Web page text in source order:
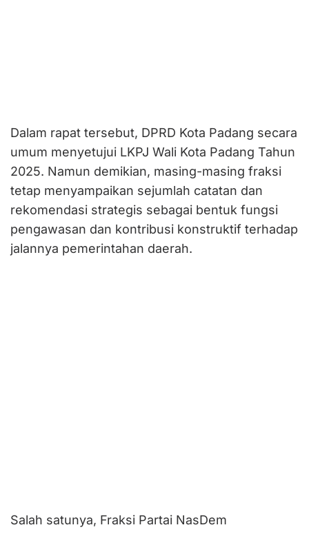
Dalam rapat tersebut, DPRD Kota Padang secara
umum menyetujui LKPJ Wali Kota Padang Tahun
2025. Namun demikian, masing-masing fraksi
tetap menyampaikan sejumlah catatan dan
rekomendasi strategis sebagai bentuk fungsi
pengawasan dan kontribusi konstruktif terhadap
jalannya pemerintahan daerah.
Salah satunya, Fraksi Partai NasDem